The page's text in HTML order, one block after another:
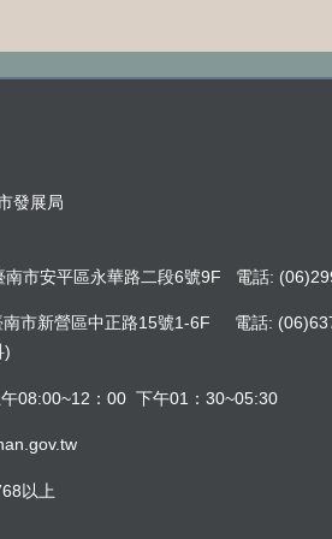
發展局
南市安平區永華路二段6號9F 電話:
市新營區中正路15號1-6F 電話:
)
午08:00~12：00 下午01：30~05:30
以上